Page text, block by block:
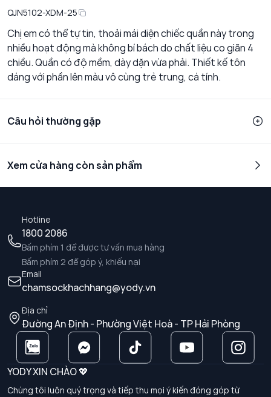
QJN5102-XDM-25
Chị em có thể tự tin, thoải mái diện chiếc quần này trong
nhiều hoạt động mà không bí bách do chất liệu co giãn 4
chiều. Quần có độ mềm, dày dặn vừa phải. Thiết kế tôn
dáng với phần lên màu vô cùng trẻ trung, cá tính.
Câu hỏi thường gặp
Xem cửa hàng còn sản phẩm
Hotline
1800 2086
Bấm phím 1 để được tư vấn mua hàng
Bấm phím 2 để góp ý, khiếu nại
Email
chamsockhachhang@yody.vn
Địa chỉ
Đường An Định - Phường Việt Hoà - TP Hải Phòng
YODY XIN CHÀO 💖
Chúng tôi luôn quý trọng và tiếp thu mọi ý kiến đóng góp từ